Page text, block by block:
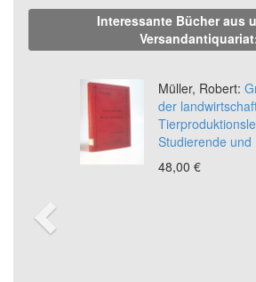
Interessante Bücher aus
Müller, Robert:
der
Studierende und
48,00 €
Previous